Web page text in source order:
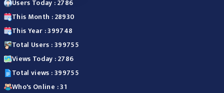
Users Today : 2786
This Month : 28930
This Year : 399748
Total Users : 399755
Views Today : 2786
Total views : 399755
Who's Online : 31